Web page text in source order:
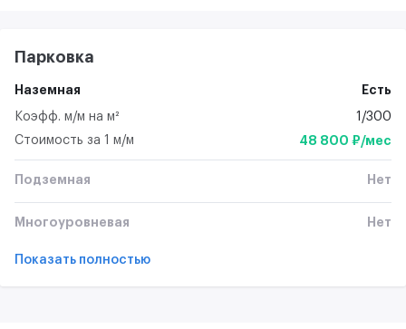
Парковка
Наземная Есть
Коэфф. м/м на м²
1/300
Стоимость за 1 м/м
48 800 ₽/мес
Подземная Нет
Многоуровневая Нет
Показать полностью